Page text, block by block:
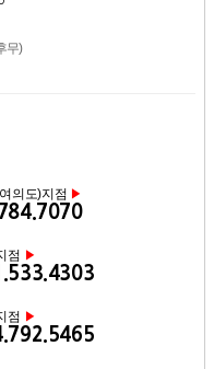
무)
의도)지점 ▶
점 ▶
점 ▶